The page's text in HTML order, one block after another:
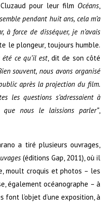
pour leur film Océans,
pendant huit ans, cela m’a
à force de disséquer, je n’avais
le plongeur, toujours humble.
été ce qu’il est, dit de son côté
souvent, nous avons organisé
après la projection du film.
les questions s’adressaient à
que nous le laissions parler”,
a tiré plusieurs ouvrages,
(éditions Gap, 2011), où il
moult croquis et photos – les
également océanographe – à
font l’objet d’une exposition, à